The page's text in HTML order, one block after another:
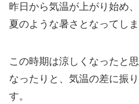
昨日から気温が上がり始め
夏のような暑さとなってし
この時期は涼しくなったと
なったりと、気温の差に振
す。